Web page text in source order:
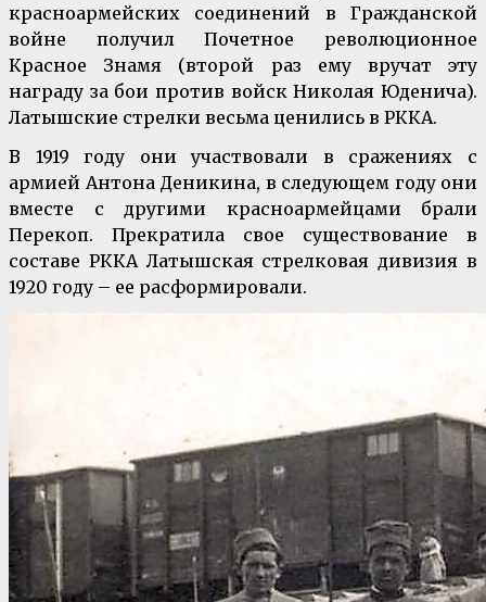
красноармейских соединений в Гражданской
войне получил Почетное революционное
Красное Знамя (второй раз ему вручат эту
награду за бои против войск Николая Юденича).
Латышские стрелки весьма ценились в РККА.
В 1919 году они участвовали в сражениях с
армией Антона Деникина, в следующем году они
вместе с другими красноармейцами брали
Перекоп. Прекратила свое существование в
составе РККА Латышская стрелковая дивизия в
1920 году – ее расформировали.